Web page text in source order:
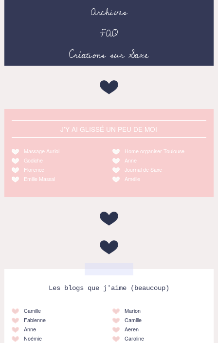
Archives
FAQ
Créations sur Saxe
J'Y AI GLISSÉ UN PEU DE MOI
Massage Auriol
Godiche
Florence
Emilie Massal
Home organiser Toulouse
Anne
Journal de Saxe
Amélie
Les blogs que j'aime (beaucoup)
Camille
Fabienne
Anne
Noémie
Marion
Camille
Aeren
Caroline